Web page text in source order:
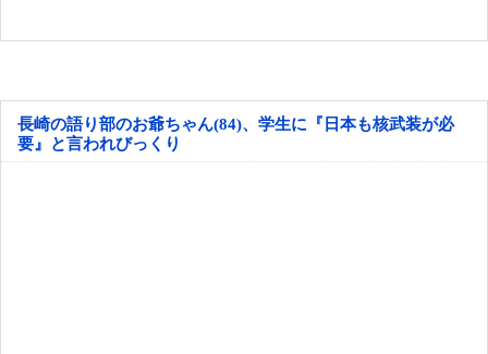
長崎の語り部のお爺ちゃん(84)、学生に『日本も核武装が必
要』と言われびっくり